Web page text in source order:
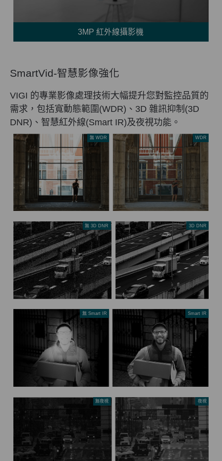
3MP 紅外線攝影機
SmartVid-智慧影像強化
VIGI 的專業影像處理技術大幅提升您對監控品質的
需求，包括寬動態範圍(WDR)、3D 雜訊抑制(3D
DNR)、智慧紅外線(Smart IR)及夜視功能。
無 WDR WDR
無 3D DNR 3D DNR
無 Smart IR Smart IR
無夜視 夜視